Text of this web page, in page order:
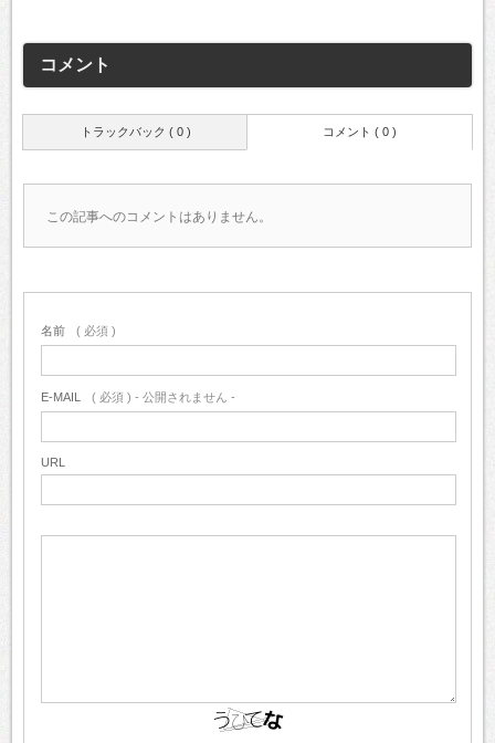
コメント
トラックバック ( 0 ) コメント ( 0 )
この記事へのコメントはありません。
名前 ( 必須 )
E-MAIL ( 必須 ) - 公開されません -
URL